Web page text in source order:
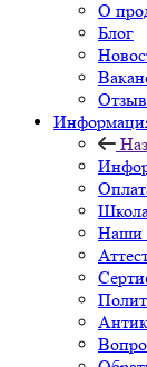
О
Блог
Школа
Наши